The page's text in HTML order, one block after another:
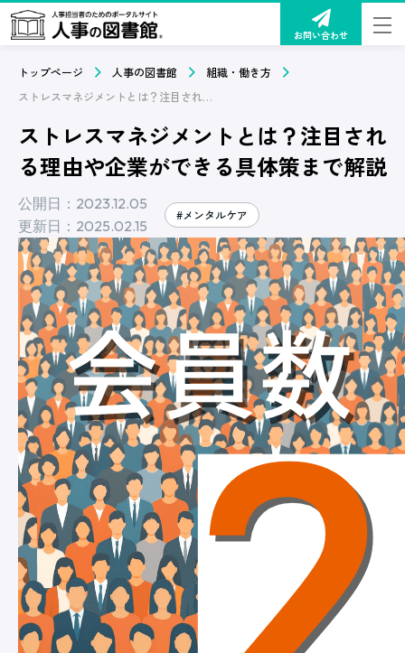
お問い合わせ
トップページ 人事の図書館
組織・働き方
ストレスマネジメントとは？注目される理由や企業ができる具体策まで解説
ストレスマネジメントとは？注目され
る理由や企業ができる具体策まで解説
公開日：2023.12.05
更新日：2025.02.15
#メンタルケア